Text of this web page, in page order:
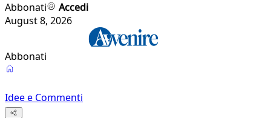
Abbonati
Accedi
August 8, 2026
Abbonati
Idee e Commenti